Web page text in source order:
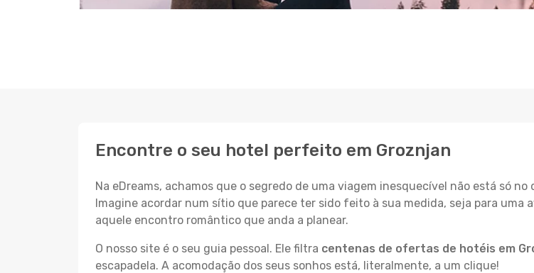
Encontre o seu hotel perfeito em Groznjan
Na eDreams, achamos que o segredo de uma viagem inesquecível não está só
Imagine acordar num sítio que parece ter sido feito à sua medida, seja para
aquele encontro romântico que anda a planear.
O nosso site é o seu guia pessoal. Ele filtra centenas de ofertas de hotéis em
escapadela. A acomodação dos seus sonhos está, literalmente, a um clique!